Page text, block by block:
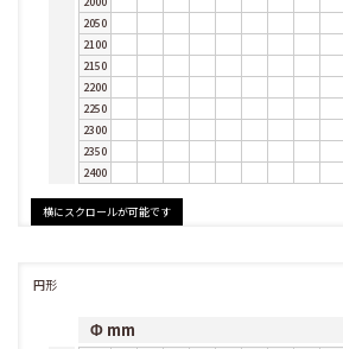
2050
2100
2150
2200
2250
2300
2350
2400
円形
Φ mm